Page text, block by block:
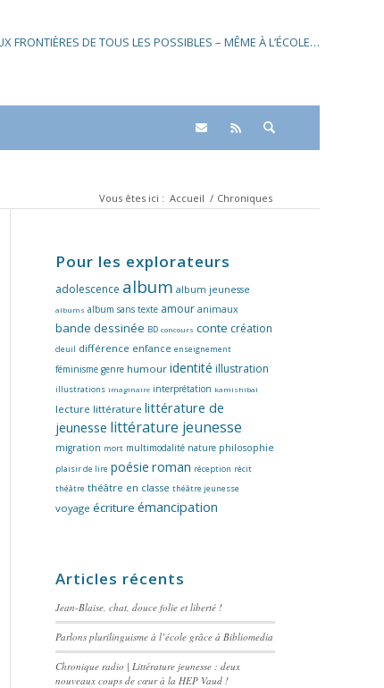
FRONTIÈRES DE TOUS LES POSSIBLES – MÊME À L’ÉCOLE…
Vous êtes ici : Accueil / Chroniques
Pour les explorateurs
adolescence album album jeunesse
albums album sans texte amour animaux
bande dessinée BD concours conte création
deuil différence enfance enseignement
féminisme genre humour identité illustration
illustrations imaginaire interprétation kamishibaï
lecture littérature littérature de
jeunesse littérature jeunesse
migration mort multimodalité nature philosophie
plaisir de lire poésie roman réception récit
théâtre théâtre en classe théâtre jeunesse
voyage écriture émancipation
Articles récents
Jean-Blaise, chat, douce folie et liberté !
Parlons plurilinguisme à l’école grâce à Bibliomedia
Chronique radio | Littérature jeunesse : deux
nouveaux coups de cœur à la HEP Vaud !